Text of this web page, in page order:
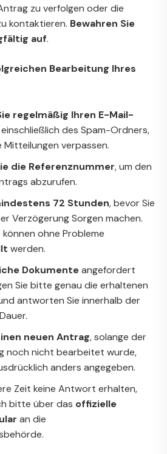
zu verfolgen oder die
kontaktieren. Bewahren Sie
auf.
Bearbeitung Ihres
regelmäßig Ihren E-Mail-
einschließlich des Spam-Ordners,
Mitteilungen verpassen.
die Referenznummer, um den
abzurufen.
72 Stunden, bevor Sie
Verzögerung Sorgen machen.
ohne Probleme
werden.
Dokumenteangefordert
Sie bitte genau die erhaltenen
antworten Sie innerhalb der
neuen Antrag, solange der
noch nicht bearbeitet wurde,
anders angegeben.
Zeit keine Antwort erhalten,
bitte über das offizielle
an die